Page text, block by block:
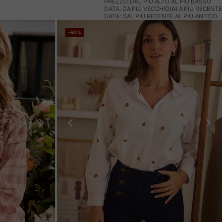
DATA: DA PIÙ VECCHIO(A) A PIÙ RECENTE
DATA: DAL PIÙ RECENTE AL PIÙ ANTICO
-60%